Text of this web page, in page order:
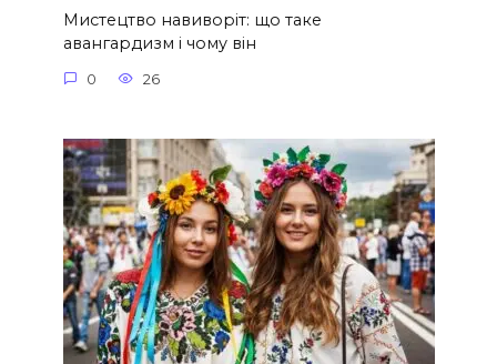
Мистецтво навиворіт: що таке
авангардизм і чому він
0 26